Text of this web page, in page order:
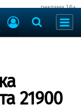
реклама 16+
21900